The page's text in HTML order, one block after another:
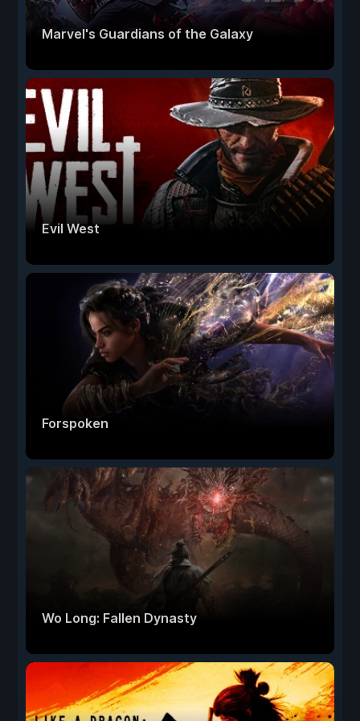
Marvel's Guardians of the Galaxy
Evil West
Forspoken
Wo Long: Fallen Dynasty